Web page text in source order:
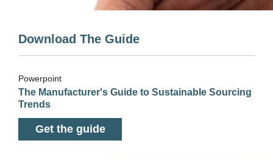
Download The Guide
Powerpoint
The Manufacturer's Guide to Sustainable Sourcing
Trends
Get the guide